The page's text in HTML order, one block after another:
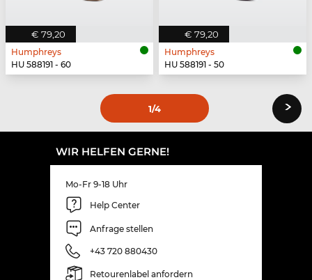
€ 79,20
Humphreys
HU 588191 - 60
€ 79,20
Humphreys
HU 588191 - 50
1/4 ›
WIR HELFEN GERNE!
Mo-Fr 9-18 Uhr
Help Center
Anfrage stellen
+43 720 880430
Retourenlabel anfordern